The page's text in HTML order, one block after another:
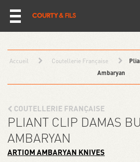
Accueil Coutellerie Française
Ambaryan
COUTELLERIE FRANÇAISE
PLIANT CLIP DAMAS
AMBARYAN
ARTIOM AMBARYAN KNIVES